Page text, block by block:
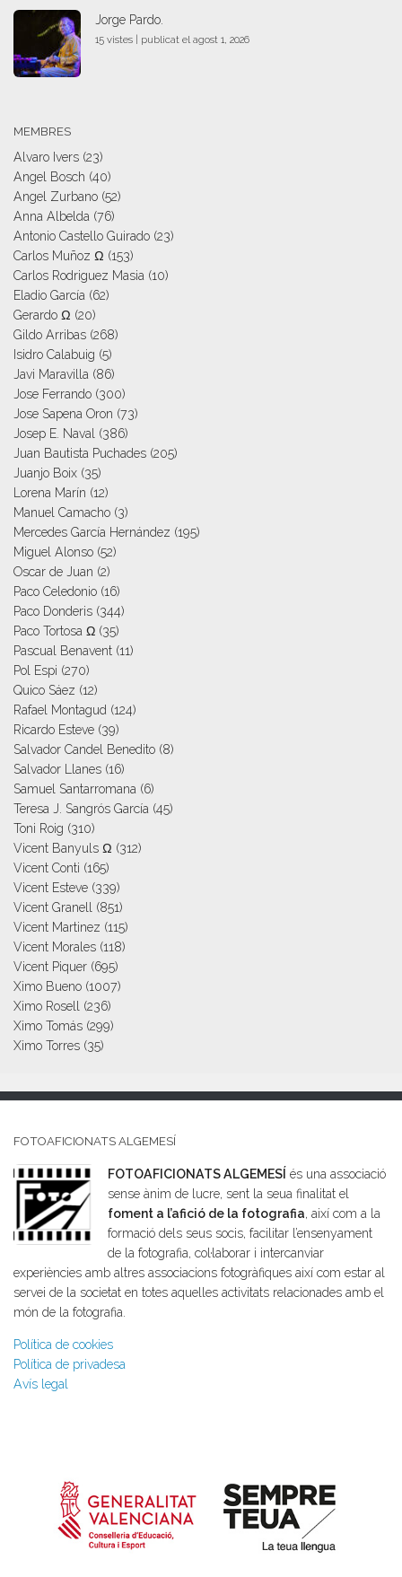
Jorge Pardo.
15 vistes publicat el agost 1, 2026
MEMBRES
Alvaro Ivers (23)
Angel Bosch (40)
Angel Zurbano (52)
Anna Albelda (76)
Antonio Castello Guirado (23)
Carlos Muñoz Ω (153)
Carlos Rodriguez Masia (10)
Eladio García (62)
Gerardo Ω (20)
Gildo Arribas (268)
Isidro Calabuig (5)
Javi Maravilla (86)
Jose Ferrando (300)
Jose Sapena Oron (73)
Josep E. Naval
(386)
Juan Bautista Puchades (205)
Juanjo Boix (35)
Lorena Marín (12)
Manuel Camacho (3)
Mercedes García Hernández (195)
Miguel Alonso (52)
Oscar de Juan (2)
Paco Celedonio (16)
Paco Donderis (344)
Paco Tortosa Ω (35)
Pascual Benavent (11)
Pol Espi (270)
Quico Sáez (12)
Rafael Montagud (124)
Ricardo Esteve (39)
Salvador Candel Benedito (8)
Salvador Llanes (16)
Samuel Santarromana (6)
Teresa J. Sangrós García (45)
Toni Roig (310)
Vicent Banyuls Ω (312)
Vicent Conti (165)
Vicent Esteve (339)
Vicent Granell
(851)
Vicent Martinez (115)
Vicent Morales (118)
Vicent Piquer (695)
Ximo Bueno (1007)
Ximo Rosell
(236)
Ximo Tomás (299)
Ximo Torres (35)
FOTOAFICIONATS ALGEMESÍ
FOTOAFICIONATS ALGEMESÍ és una associació
sense ànim de lucre, sent la seua finalitat el
foment a l’afició de la fotografia, així com a la
formació dels seus socis, facilitar l’ensenyament
de la fotografia, col·laborar i intercanviar
experiències amb altres associacions fotogràfiques així com estar al
servei de la societat en totes aquelles activitats relacionades amb el
món de la fotografia.
Política de cookies
Política de privadesa
Avís legal